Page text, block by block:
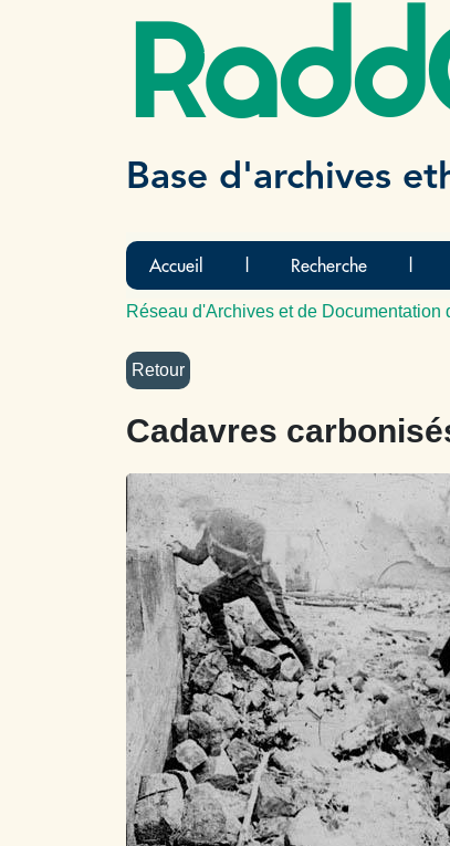
Base d'archives
Accueil Recherche
Réseau d'Archives et de Documentation
Cadavres